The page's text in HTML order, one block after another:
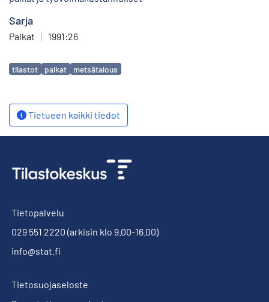
Sarja
Palkat | 1991:26
Avainsanat
tilastot palkat metsätalous
Tietueen kaikki tiedot
Tietopalvelu
029 551 2220 (arkisin klo 9.00-16.00)
info@stat.fi
Tietosuojaseloste